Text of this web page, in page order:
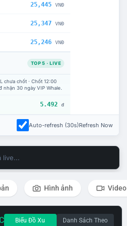
25,445 VNĐ
25,347 VNĐ
25,246 VNĐ
TOP 5 · LIVE
chưa chốt · Chốt 12:00
nhận 30 ngày VIP Whale.
5.492 đ
Auto-refresh (30s)Refresh Now
live...
Hình ảnh Video
Biểu Đồ Xu
Danh Sách Theo